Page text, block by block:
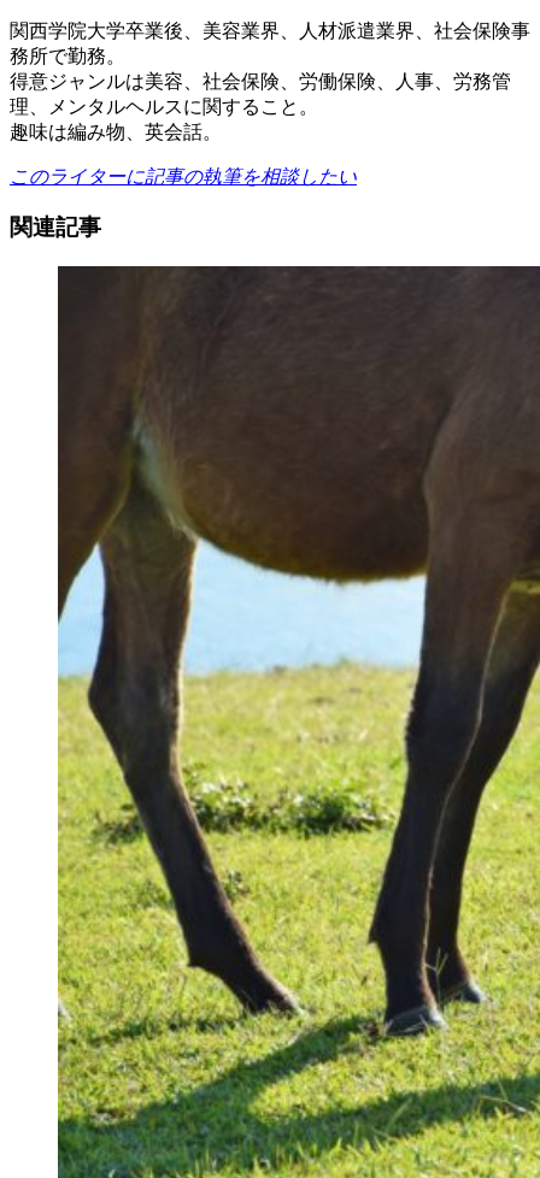
関西学院大学卒業後、美容業界、人材派遣業界、社会保険事
務所で勤務。
得意ジャンルは美容、社会保険、労働保険、人事、労務管
理、メンタルヘルスに関すること。
趣味は編み物、英会話。
このライターに記事の執筆を相談したい
関連記事